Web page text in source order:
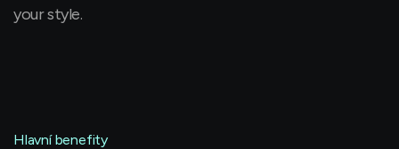
your style.
Hlavní benefity